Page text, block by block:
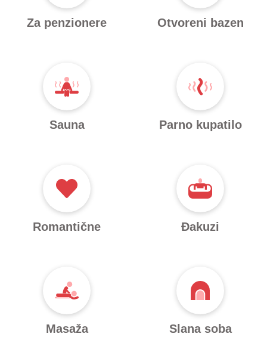
Za penzionere Otvoreni bazen
Sauna Parno kupatilo
Romantične Đakuzi
Masaža Slana soba